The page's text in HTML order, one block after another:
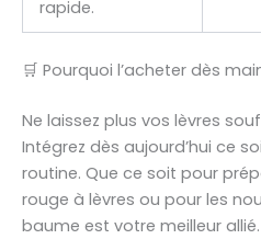
rapide.
🛒 Pourquoi l’acheter dès
Ne laissez plus vos lèvres
Intégrez dès aujourd’hui ce
routine. Que ce soit pour
rouge à lèvres ou pour les
baume est votre meilleur allié.